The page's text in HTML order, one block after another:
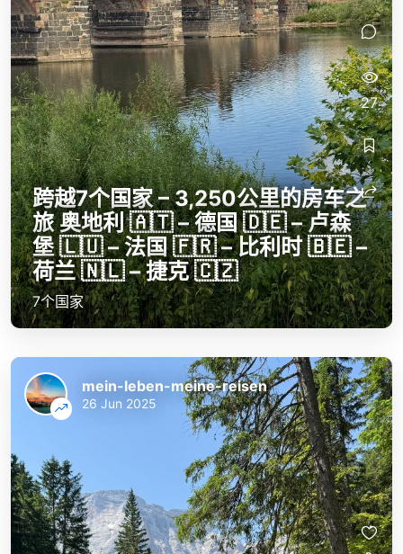
跨越7个国家 – 3,250公里的房车之
旅 奥地利 🇦🇹 – 德国 🇩🇪 – 卢森
堡 🇱🇺 – 法国 🇫🇷 – 比利时 🇧🇪 –
荷兰 🇳🇱 – 捷克 🇨🇿
7个国家
27
mein-leben-meine-reisen
26 Jun 2025